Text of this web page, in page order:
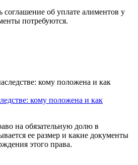
соглашение об уплате алиментов у
потребуются.
кому положена и как
на обязательную долю в
ее размер и какие документы
этого права.